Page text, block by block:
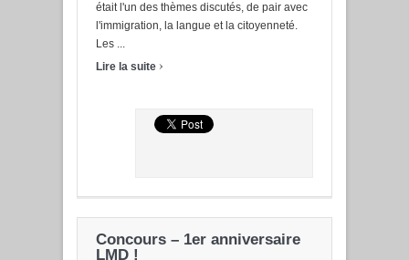
était l'un des thèmes discutés, de pair avec
l'immigration, la langue et la citoyenneté.
Les ...
Lire la suite ›
Concours – 1er anniversaire
LMD !